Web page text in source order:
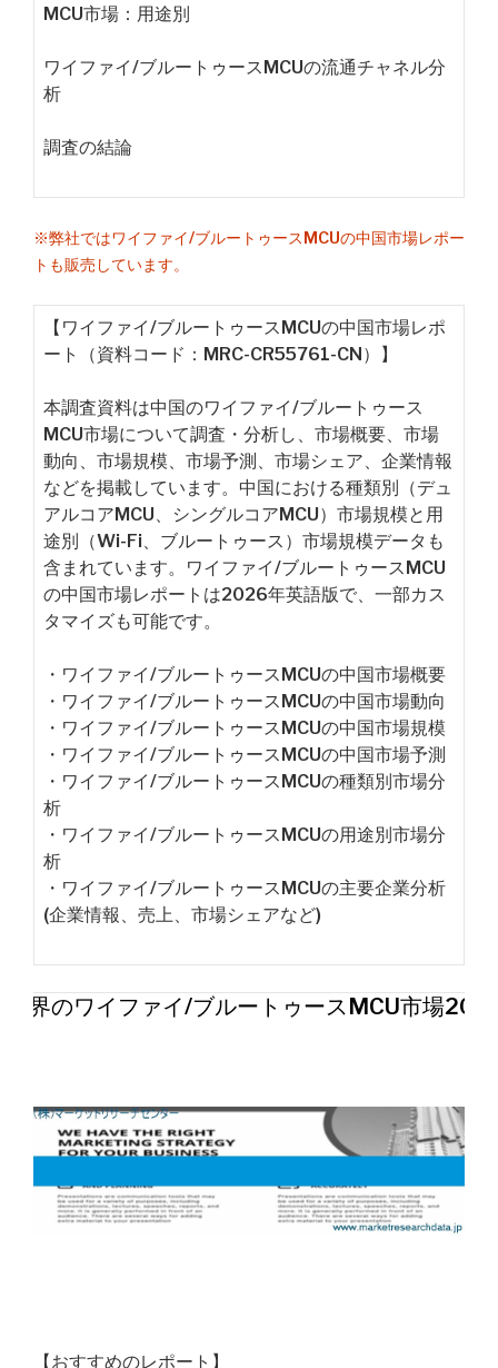
MCU市場：用途別
ワイファイ/ブルートゥースMCUの流通チャネル分
析
調査の結論
※弊社ではワイファイ/ブルートゥースMCUの中国市場レポー
トも販売しています。
【ワイファイ/ブルートゥースMCUの中国市場レポ
ート（資料コード：MRC-CR55761-CN）】
本調査資料は中国のワイファイ/ブルートゥース
MCU市場について調査・分析し、市場概要、市場
動向、市場規模、市場予測、市場シェア、企業情報
などを掲載しています。中国における種類別（デュ
アルコアMCU、シングルコアMCU）市場規模と用
途別（Wi-Fi、ブルートゥース）市場規模データも
含まれています。ワイファイ/ブルートゥースMCU
の中国市場レポートは2026年英語版で、一部カス
タマイズも可能です。
・ワイファイ/ブルートゥースMCUの中国市場概要
・ワイファイ/ブルートゥースMCUの中国市場動向
・ワイファイ/ブルートゥースMCUの中国市場規模
・ワイファイ/ブルートゥースMCUの中国市場予測
・ワイファイ/ブルートゥースMCUの種類別市場分
析
・ワイファイ/ブルートゥースMCUの用途別市場分
析
・ワイファイ/ブルートゥースMCUの主要企業分析
(企業情報、売上、市場シェアなど)
世界のワイファイ/ブルートゥースMCU市場
【おすすめのレポート】